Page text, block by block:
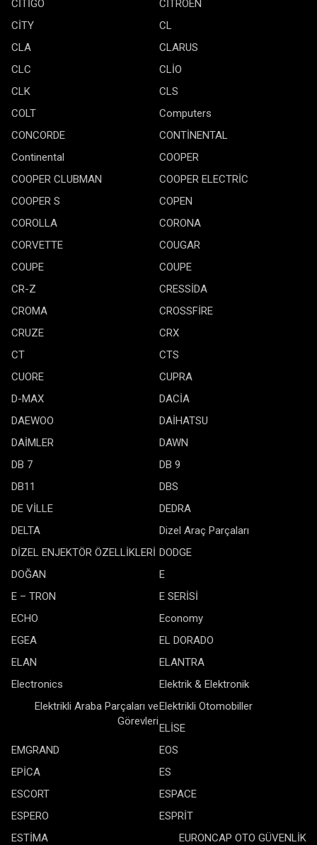
CİTİGO
CİTROEN
CİTY
CL
CLA
CLARUS
CLC
CLİO
CLK
CLS
COLT
Computers
CONCORDE
CONTİNENTAL
Continental
COOPER
COOPER CLUBMAN
COOPER ELECTRİC
COOPER S
COPEN
COROLLA
CORONA
CORVETTE
COUGAR
COUPE
COUPE
CR-Z
CRESSİDA
CROMA
CROSSFİRE
CRUZE
CRX
CT
CTS
CUORE
CUPRA
D-MAX
DACİA
DAEWOO
DAİHATSU
DAİMLER
DAWN
DB 7
DB 9
DB11
DBS
DE VİLLE
DEDRA
DELTA
Dizel Araç Parçaları
DİZEL ENJEKTÖR ÖZELLİKLERİ DODGE
DOĞAN
E
E – TRON
E SERİSİ
ECHO
Economy
EGEA
EL DORADO
ELAN
ELANTRA
Electronics
Elektrik & Elektronik
Elektrikli Araba Parçaları ve
Görevleri
Elektrikli Otomobiller
ELİSE
EMGRAND
EOS
EPİCA
ES
ESCORT
ESPACE
ESPERO
ESPRİT
ESTİMA
EURONCAP OTO GÜVENLİK